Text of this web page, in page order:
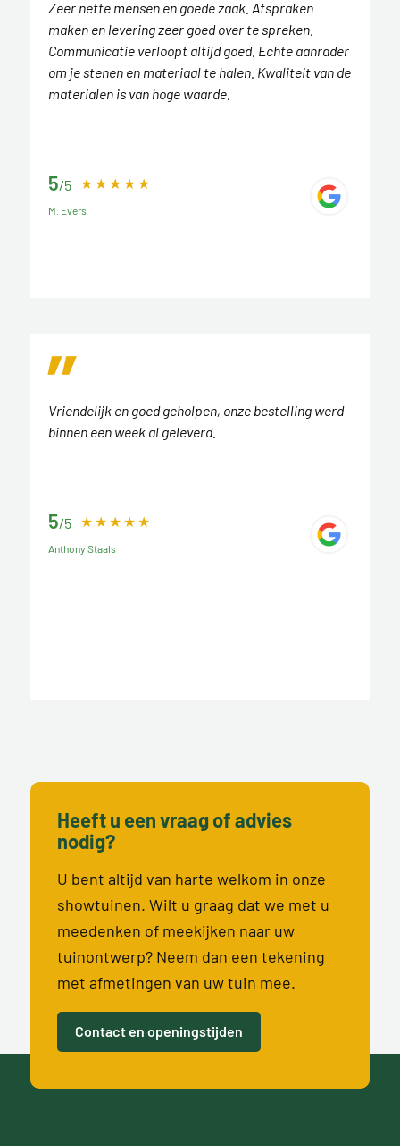
Zeer nette mensen en goede zaak. Afspraken
maken en levering zeer goed over te spreken.
Communicatie verloopt altijd goed. Echte aanrader
om je stenen en materiaal te halen. Kwaliteit van de
materialen is van hoge waarde.
5/5
M. Evers
Vriendelijk en goed geholpen, onze bestelling werd
binnen een week al geleverd.
5/5
Anthony Staals
Heeft u een vraag of advies
nodig?
U bent altijd van harte welkom in onze
showtuinen. Wilt u graag dat we met u
meedenken of meekijken naar uw
tuinontwerp? Neem dan een tekening
met afmetingen van uw tuin mee.
Contact en openingstijden